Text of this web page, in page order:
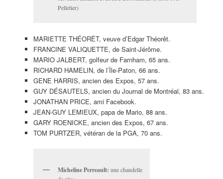
Pelletier)
MARIETTE THÉORÊT, veuve d’Edgar Théorêt.
FRANCINE VALIQUETTE, de Saint-Jérôme.
MARIO JALBERT, golfeur de Farnham, 65 ans.
RICHARD HAMELIN, de l’Île-Paton, 66 ans.
GENE HARRIS, ancien des Expos, 57 ans.
GUY DÉSAUTELS, ancien du Journal de Montréal, 83 ans.
JONATHAN PRICE, ami Facebook.
JEAN-GUY LEMIEUX, papa de Mario, 88 ans.
GARY ROENICKE, ancien des Expos, 67 ans.
TOM PURTZER, vétéran de la PGA, 70 ans.
Micheline Perreault: une chandelle